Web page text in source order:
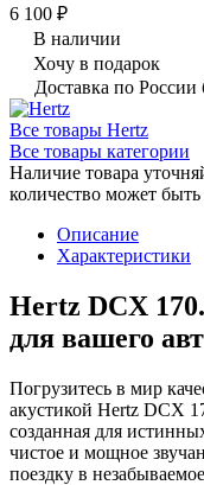
6 100 ₽
В наличии
Хочу в подарок
Доставка по России
Все товары Hertz
Все товары категории
Наличие товара
количество может
Описание
Характеристики
Hertz DCX
для вашего
Погрузитесь в мир
акустикой Hertz DCX
созданная для
чистое и мощное
поездку в